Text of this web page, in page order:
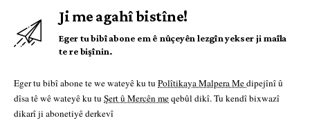
Ji me agahî bistîne!
Eger tu bibî abone em ê nûçeyên lezgîn yekser ji maîla
te re bişînin.
Eger tu bibî abone te we wateyê ku tu Polîtikaya Malpera Medipejînî û
dîsa tê wê wateyê ku tu Şert û Mercên meqebûl dikî. Tu kendî bixwazî
dikarî ji abonetiyê derkevî